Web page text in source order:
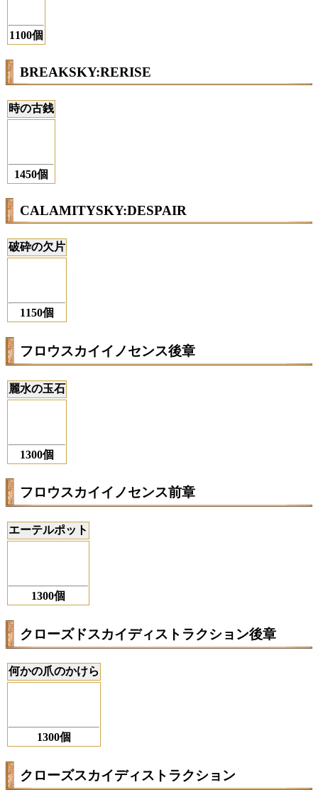
1100個
BREAKSKY:RERISE
時の古銭
1450個
CALAMITYSKY:DESPAIR
破砕の欠片
1150個
フロウスカイイノセンス後章
麗水の玉石
1300個
フロウスカイイノセンス前章
エーテルポット
1300個
クローズドスカイディストラクション後章
何かの爪のかけら
1300個
クローズスカイディストラクション